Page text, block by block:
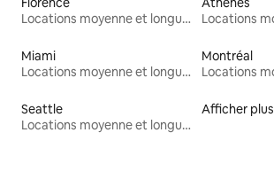
Locations moyenne et longue durée
Miami
Locations moyenne et longue durée
Montréal
Seattle
Locations moyenne et longue durée
Afficher plus